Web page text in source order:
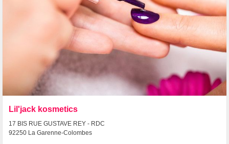
Lil'jack kosmetics
17 BIS RUE GUSTAVE REY - RDC
92250 La Garenne-Colombes